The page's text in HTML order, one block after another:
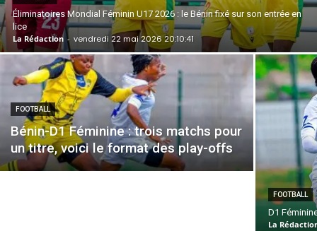
Éliminatoires Mondial Féminin U17 2026 : le Bénin fixé sur son entrée en
lice
La Rédaction - vendredi 22 mai 2026 20:10:41
FOOTBALL
Bénin-D1 Féminine : trois matchs pour
un titre, voici le format des play-offs
FOOTBALL
D1
La